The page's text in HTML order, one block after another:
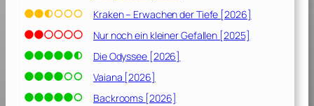
Kraken – Erwachen der Tiefe [2026]
Nur noch ein kleiner Gefallen [2025]
Die Odyssee [2026]
Vaiana [2026]
Backrooms [2026]